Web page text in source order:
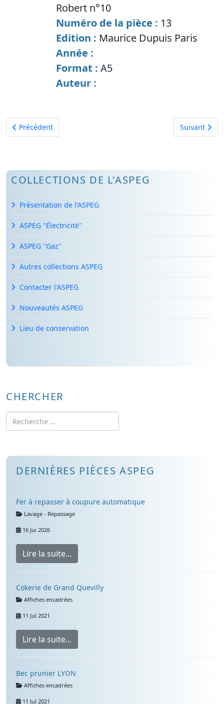
Robert n°10
Numéro de la pièce : 13
Edition : Maurice Dupuis Paris
Année :
Format : A5
Auteur :
Article précédent : Manuel pratique des question de personnel
Précédent Article
Suivant
COLLECTIONS DE L'ASPEG
Présentation de l'ASPEG
ASPEG "Électricité"
ASPEG "Gaz"
Autres collections ASPEG
Contacter l'ASPEG
Nouveautés ASPEG
Lieu de conservation
CHERCHER
Rechercher
DERNIÈRES PIÈCES ASPEG
Fer à repasser à coupure automatique
Détails
Lavage - Repassage
16 Jui 2026
Lire la suite...
Cokerie de Grand Quevilly
Détails
Affiches encadrées
11 Jul 2021
Lire la suite...
Bec prunier LYON
Détails
Affiches encadrées
11 Jul 2021